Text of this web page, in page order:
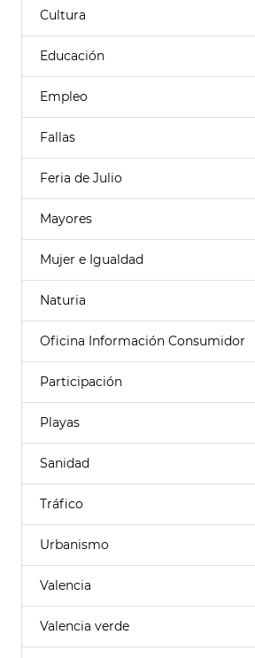
Cultura
Educación
Empleo
Fallas
Feria de Julio
Mayores
Mujer e Igualdad
Naturia
Oficina Información Consumidor
Participación
Playas
Sanidad
Tráfico
Urbanismo
Valencia
Valencia verde